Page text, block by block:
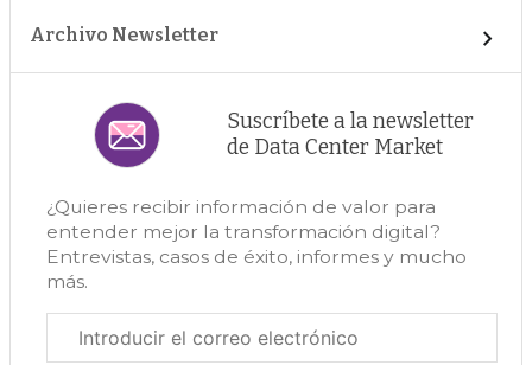
Archivo Newsletter
Suscríbete a la newsletter
de Data Center Market
¿Quieres recibir información de valor para
entender mejor la transformación digital?
Entrevistas, casos de éxito, informes y mucho
más.
electrónico